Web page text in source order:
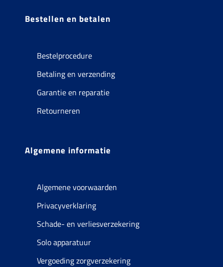
Bestellen en betalen
Bestelprocedure
Betaling en verzending
Garantie en reparatie
Retourneren
Algemene informatie
Algemene voorwaarden
Privacyverklaring
Schade- en verliesverzekering
Solo apparatuur
Vergoeding zorgverzekering